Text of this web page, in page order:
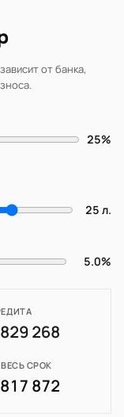
от банка,
25%
25 л.
5.0%
268
СРОК
872